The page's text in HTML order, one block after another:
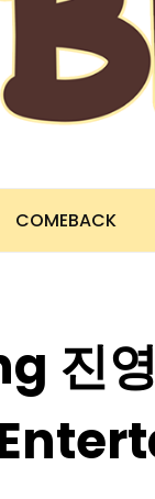
COMEBACK
진